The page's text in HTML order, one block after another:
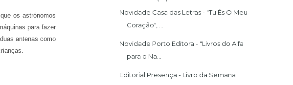
os astrónomos
para fazer
antenas como
Novidade Casa das Letras - "Tu És O Meu
Coração", ...
Novidade Porto Editora - "Livros do Alfa
para o Na...
Editorial Presença - Livro da Semana